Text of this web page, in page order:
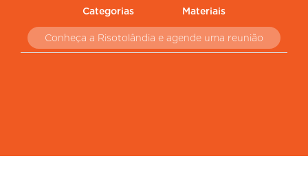
Categorias Materiais
Conheça a Risotolândia e agende uma reunião